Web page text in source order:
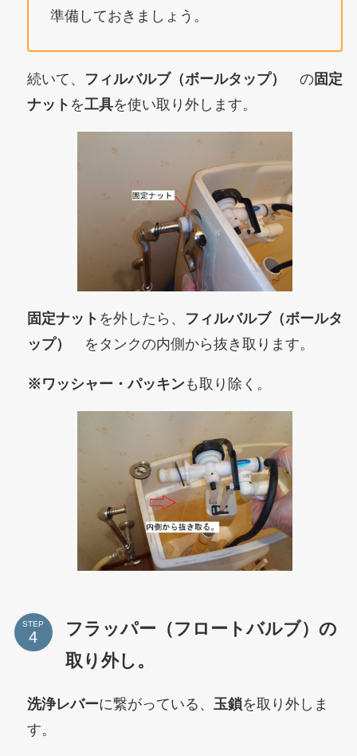
準備しておきましょう。
続いて、 フィルバルブ（ボールタップ） の固定
ナット を工具を使い取り外します。
固定ナット を外したら、
フィルバルブ（ボールタ
ップ）
をタンクの内側から抜き取ります。
※ワッシャー・パッキン も取り除く。
STEP
フラッパー（フロートバルブ）の
取り外し。
洗浄レバーに繋がっている、 玉鎖を取り外しま
す。